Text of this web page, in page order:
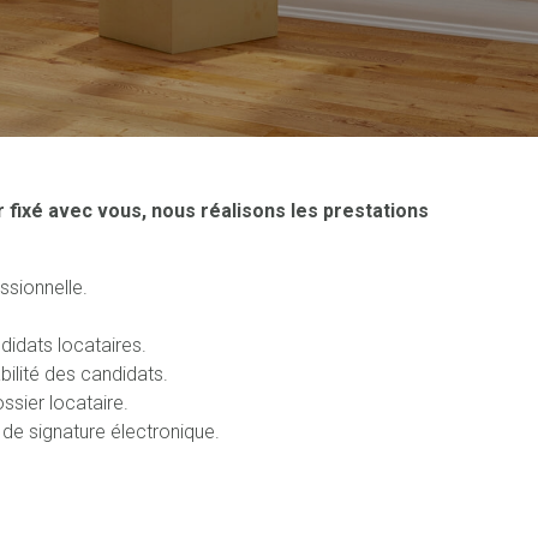
fixé avec vous, nous réalisons les prestations
locataires.
des candidats.
locataire.
signature électronique.